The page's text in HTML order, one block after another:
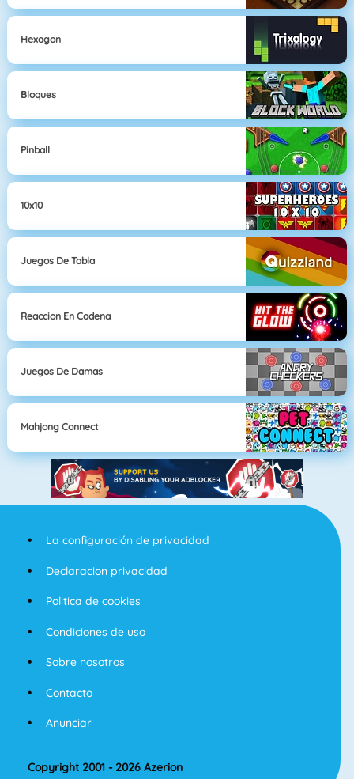
Hexagon
Bloques
Pinball
10x10
Juegos De Tabla
Reaccion En Cadena
Juegos De Damas
Mahjong Connect
La configuración de privacidad
Declaracion privacidad
Politica de cookies
Condiciones de uso
Sobre nosotros
Contacto
Anunciar
Copyright 2001 - 2026 Azerion